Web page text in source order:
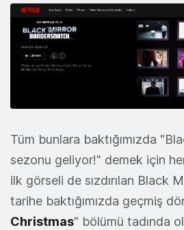
Tüm bunlara baktığımızda
sezonu geliyor!" demek için
ilk görseli de sızdırılan Black
tarihe baktığımızda geçmiş
Christmas" bölümü tadında